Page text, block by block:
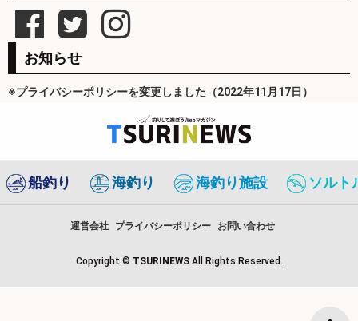
お知らせ
※プライバシーポリシーを変更しました（2022年11月17日）
船釣り 海釣り 海釣り施設 ソルト
運営会社 プライバシーポリシー お問い合わせ
Copyright © TSURINEWS All Rights Reserved.